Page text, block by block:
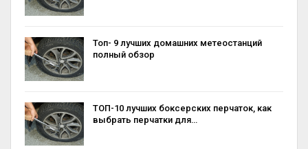
Топ- 9 лучших домашних метеостанций
полный обзор
ТОП-10 лучших боксерских перчаток, как
выбрать перчатки для…